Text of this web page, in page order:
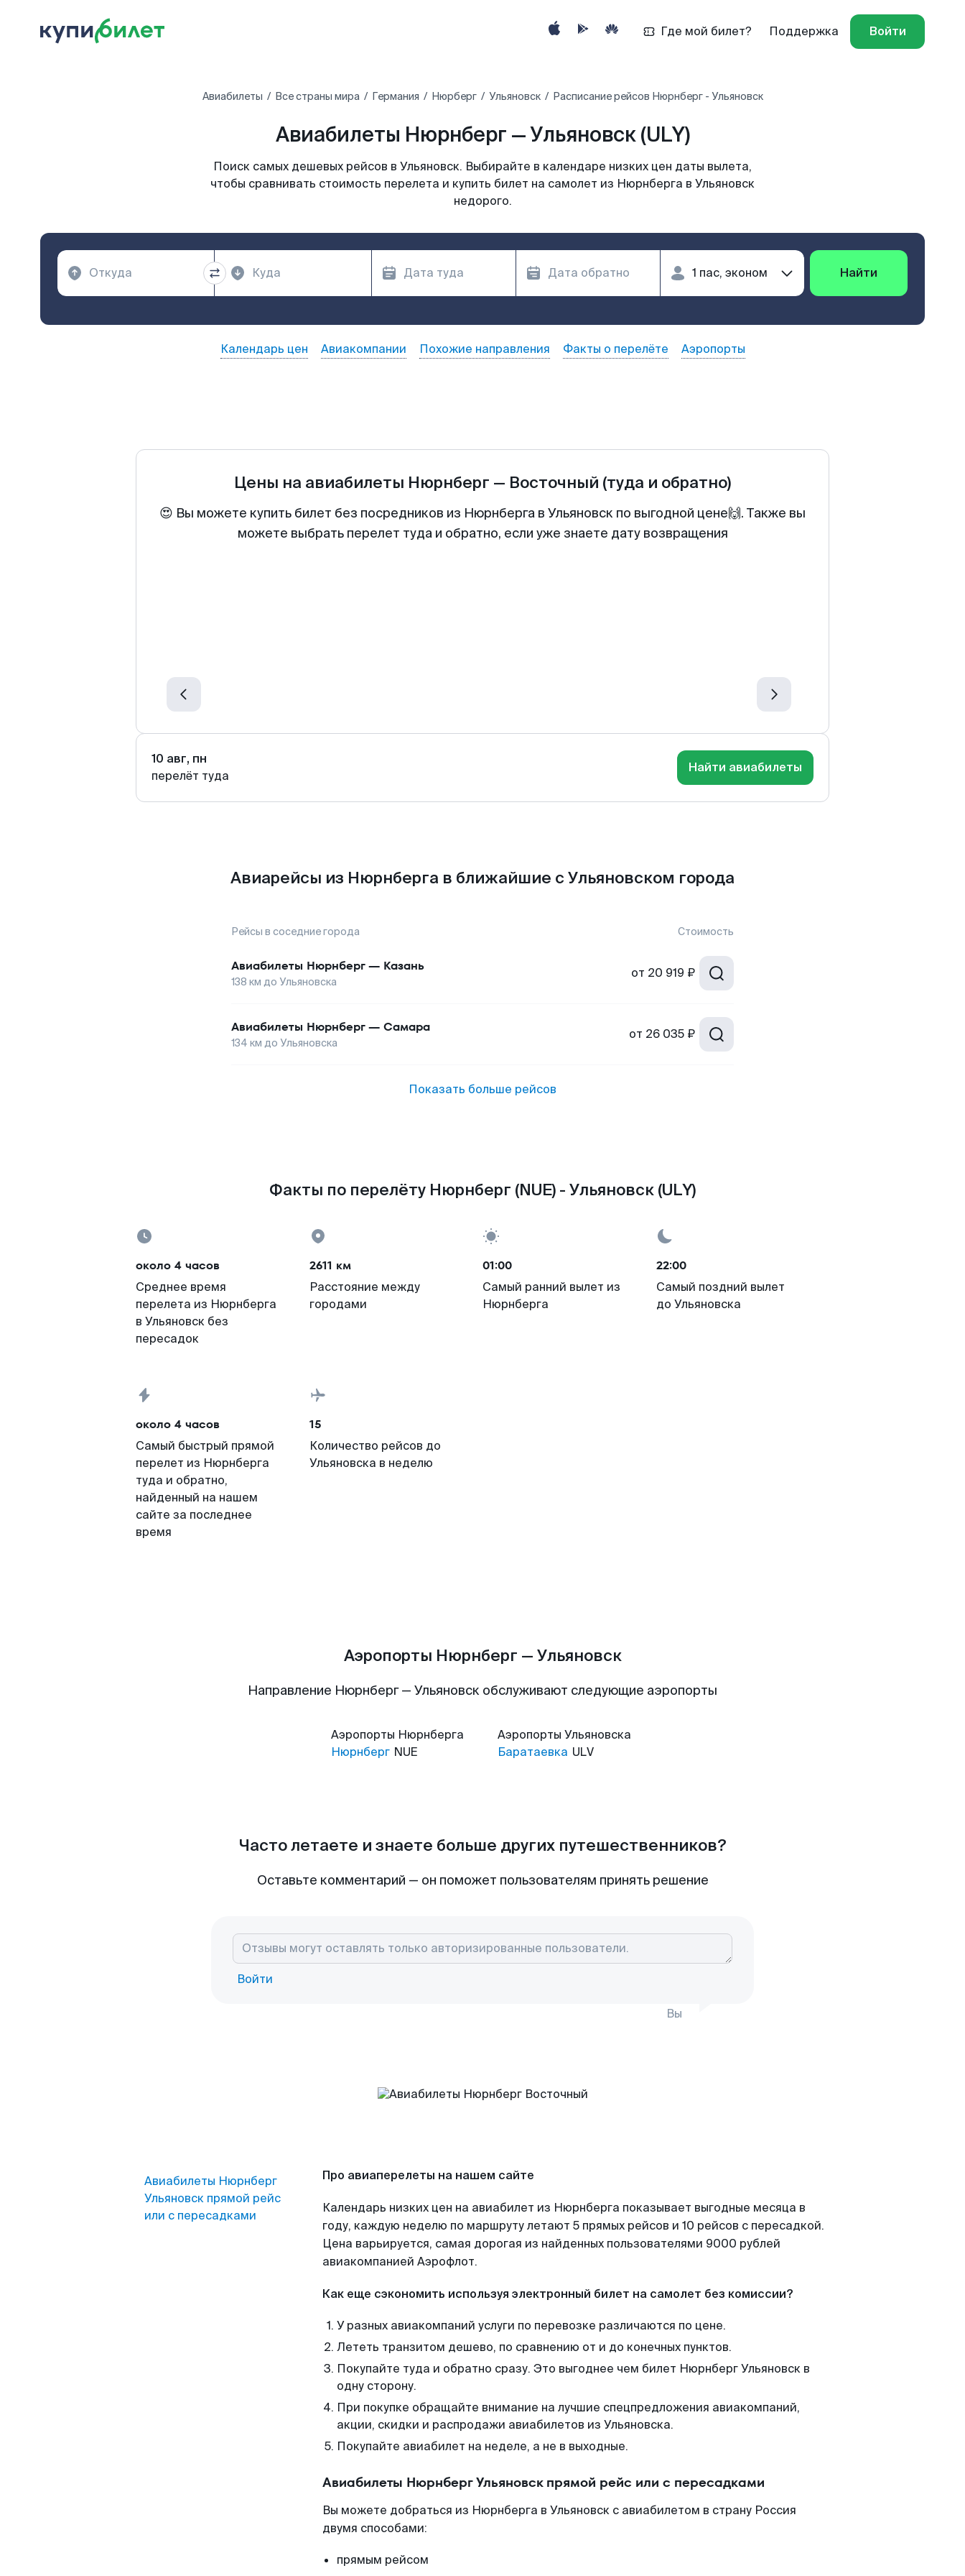
Где мой билет? Поддержка Войти
Авиабилеты Все страны мира Германия Нюрберг Ульяновск Расписание рейсов Нюрнберг - Ульяновск
Авиабилеты Нюрнберг — Ульяновск (ULY)
Поиск самых дешевых рейсов в Ульяновск. Выбирайте в календаре низких цен даты вылета,
чтобы сравнивать стоимость перелета и купить билет на самолет из Нюрнберга в Ульяновск
недорого.
Найти
Календарь цен Авиакомпании Похожие направления Факты о перелёте Аэропорты
Цены на авиабилеты Нюрнберг — Восточный (туда и обратно)
😍 Вы можете купить билет без посредников из Нюрнберга в Ульяновск по выгодной цене🙌. Также вы
можете выбрать перелет туда и обратно, если уже знаете дату возвращения
10 авг, пн
перелёт туда
Найти авиабилеты
Авиарейсы из Нюрнберга в ближайшие с Ульяновском города
Рейсы в соседние города Стоимость
Авиабилеты Нюрнберг— Казань
138 км до Ульяновска
от 20 919 ₽
Авиабилеты Нюрнберг— Самара
134 км до Ульяновска
от 26 035 ₽
Показать больше рейсов
Факты по перелёту Нюрнберг (NUE) - Ульяновск (ULY)
около 4 часов
Среднее время
перелета из Нюрнберга
в Ульяновск без
пересадок
2611 км
Расстояние между
городами
01:00
Самый ранний вылет из
Нюрнберга
22:00
Самый поздний вылет
до Ульяновска
около 4 часов
Самый быстрый прямой
перелет из Нюрнберга
туда и обратно,
найденный на нашем
сайте за последнее
время
15
Количество рейсов до
Ульяновска в неделю
Аэропорты Нюрнберг — Ульяновск
Направление Нюрнберг — Ульяновск обслуживают следующие аэропорты
Аэропорты Нюрнберга
Нюрнберг NUE
Аэропорты Ульяновска
Баратаевка ULV
Часто летаете и знаете больше других путешественников?
Оставьте комментарий — он поможет пользователям принять решение
Войти
Вы
Авиабилеты Нюрнберг
Ульяновск прямой рейс
или с пересадками
Про авиаперелеты на нашем сайте
Календарь низких цен на авиабилет из Нюрнберга показывает выгодные месяца в
году, каждую неделю по маршруту летают 5 прямых рейсов и 10 рейсов с пересадкой.
Цена варьируется, самая дорогая из найденных пользователями 9000 рублей
авиакомпанией Аэрофлот.
Как еще сэкономить используя электронный билет на самолет без комиссии?
У разных авиакомпаний услуги по перевозке различаются по цене.
Лететь транзитом дешево, по сравнению от и до конечных пунктов.
Покупайте туда и обратно сразу. Это выгоднее чем билет Нюрнберг Ульяновск в
одну сторону.
При покупке обращайте внимание на лучшие спецпредложения авиакомпаний,
акции, скидки и распродажи авиабилетов из Ульяновска.
Покупайте авиабилет на неделе, а не в выходные.
Авиабилеты Нюрнберг Ульяновск прямой рейс или с пересадками
Вы можете добраться из Нюрнберга в Ульяновск с авиабилетом в страну Россия
двумя способами:
прямым рейсом